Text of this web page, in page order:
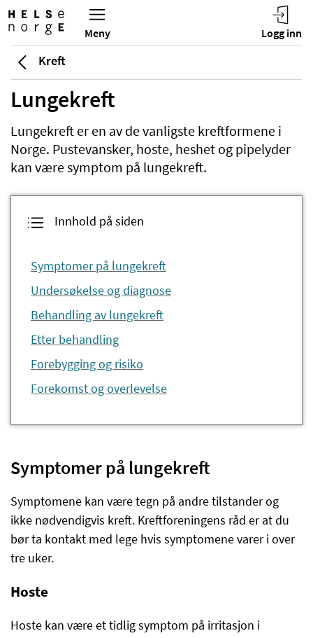
Kreft
Lungekreft
Lungekreft er en av de vanligste kreftformene i
Norge. Pustevansker, hoste, heshet og pipelyder
kan være symptom på lungekreft.
Innhold på siden
Symptomer på lungekreft
Undersøkelse og diagnose
Behandling av lungekreft
Etter behandling
Forebygging og risiko
Forekomst og overlevelse
Symptomer på lungekreft
Symptomene kan være tegn på andre tilstander og
ikke nødvendigvis kreft. Kreftforeningens råd er at du
bør ta kontakt med lege hvis symptomene varer i over
tre uker.
Hoste
Hoste kan være et tidlig symptom på irritasjon i